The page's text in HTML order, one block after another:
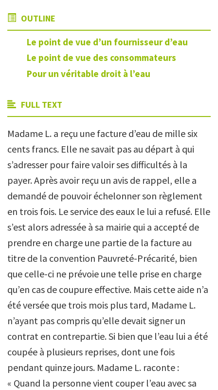
OUTLINE
Le point de vue d’un fournisseur d’eau
Le point de vue des consommateurs
Pour un véritable droit à l’eau
FULL TEXT
Madame L. a reçu une facture d’eau de mille six
cents francs. Elle ne savait pas au départ à qui
s’adresser pour faire valoir ses difficultés à la
payer. Après avoir reçu un avis de rappel, elle a
demandé de pouvoir échelonner son règlement
en trois fois. Le service des eaux le lui a refusé. Elle
s’est alors adressée à sa mairie qui a accepté de
prendre en charge une partie de la facture au
titre de la convention Pauvreté-Précarité, bien
que celle-ci ne prévoie une telle prise en charge
qu’en cas de coupure effective. Mais cette aide n’a
été versée que trois mois plus tard, Madame L.
n’ayant pas compris qu’elle devait signer un
contrat en contrepartie. Si bien que l’eau lui a été
coupée à plusieurs reprises, dont une fois
pendant quinze jours. Madame L. raconte :
« Quand la personne vient couper l’eau avec sa